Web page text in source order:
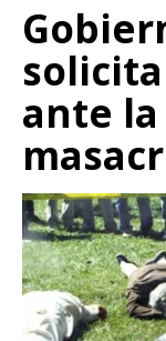
ante la